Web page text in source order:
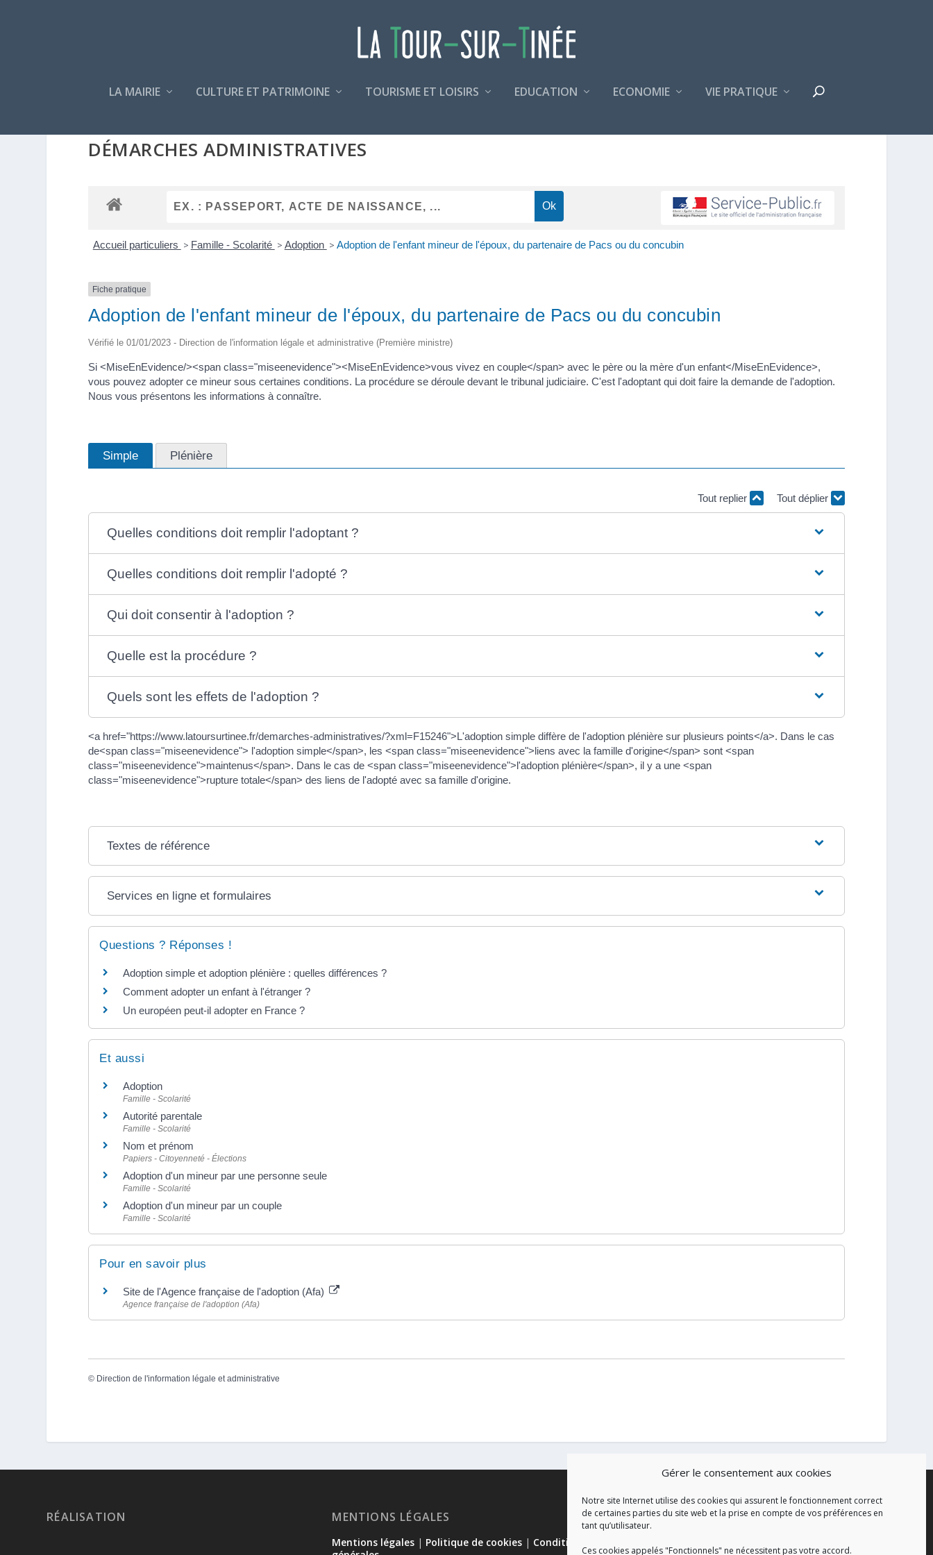
Gérer le consentement aux cookies
Notre site Internet utilise des cookies qui assurent le fonctionnement correct
de certaines parties du site web et la prise en compte de vos préférences en
tant qu’utilisateur.
Ces cookies appelés "Fonctionnels" ne nécessitent pas votre accord.
LA MAIRIE CULTURE ET PATRIMOINE TOURISME ET LOISIRS EDUCATION ECONOMIE VIE PRATIQUE
DÉMARCHES ADMINISTRATIVES
Accueil particuliers > Famille - Scolarité > Adoption > Adoption de l'enfant mineur de l'époux, du partenaire de Pacs ou du concubin
Fiche pratique
Adoption de l'enfant mineur de l'époux, du partenaire de Pacs ou du concubin
Vérifié le 01/01/2023 - Direction de l'information légale et administrative (Première ministre)
Si <MiseEnEvidence/><span class="miseenevidence"><MiseEnEvidence>vous vivez en couple</span> avec le père ou la mère d'un enfant</MiseEnEvidence>,
vous pouvez adopter ce mineur sous certaines conditions. La procédure se déroule devant le tribunal judiciaire. C'est l'adoptant qui doit faire la demande de l'adoption.
Nous vous présentons les informations à connaître.
Simple Plénière
Tout replier Tout déplier
Quelles conditions doit remplir l'adoptant ?
Quelles conditions doit remplir l'adopté ?
Qui doit consentir à l'adoption ?
Quelle est la procédure ?
Quels sont les effets de l'adoption ?
<a href="https://www.latoursurtinee.fr/demarches-administratives/?xml=F15246">L'adoption simple diffère de l'adoption plénière sur plusieurs points</a>. Dans le cas
de<span class="miseenevidence"> l'adoption simple</span>, les <span class="miseenevidence">liens avec la famille d'origine</span> sont <span
class="miseenevidence">maintenus</span>. Dans le cas de <span class="miseenevidence">l'adoption plénière</span>, il y a une <span
class="miseenevidence">rupture totale</span> des liens de l'adopté avec sa famille d'origine.
Textes de référence
Services en ligne et formulaires
Questions ? Réponses !
Adoption simple et adoption plénière : quelles différences ?
Comment adopter un enfant à l'étranger ?
Un européen peut-il adopter en France ?
Et aussi
Adoption
Famille - Scolarité
Autorité parentale
Famille - Scolarité
Nom et prénom
Papiers - Citoyenneté - Élections
Adoption d'un mineur par une personne seule
Famille - Scolarité
Adoption d'un mineur par un couple
Famille - Scolarité
Pour en savoir plus
Site de l'Agence française de l'adoption (Afa)
Agence française de l'adoption (Afa)
© Direction de l'information légale et administrative
RÉALISATION MENTIONS LÉGALES
Mentions légales | Politique de cookies | Conditions